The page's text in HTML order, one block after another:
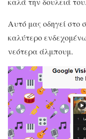
Αυτό μας οδηγεί στο
καλύτερο
νεότερα άλμπουμ.